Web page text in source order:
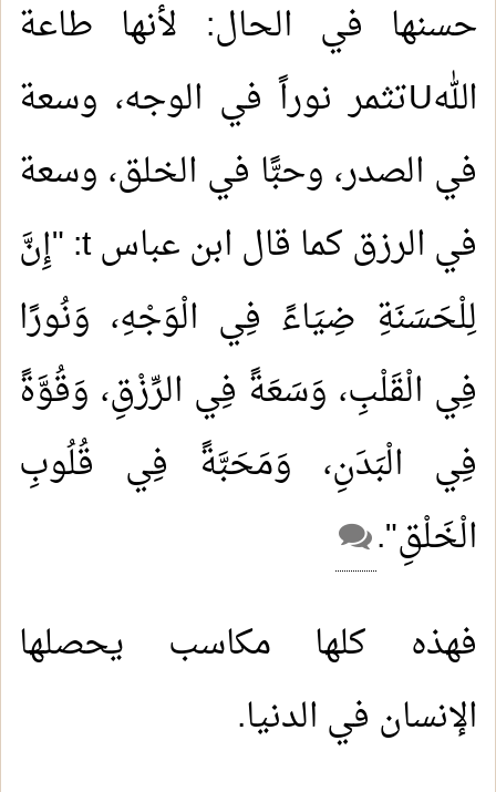
حسنها في الحال: لأنها طاعة
اللهUتثمر نوراً في الوجه، وسعة
في الصدر، وحبًّا في الخلق، وسعة
في الرزق كما قال ابن عباسt: "إِنَّ
لِلْحَسَنَةِ ضِيَاءً فِي الْوَجْهِ، وَنُورًا
فِي الْقَلْبِ، وَسَعَةً فِي الرِّزْقِ، وَقُوَّةً
فِي الْبَدَنِ، وَمَحَبَّةً فِي قُلُوبِ
الْخَلْقِ".
فهذه كلها مكاسب يحصلها
الإنسان في الدنيا.